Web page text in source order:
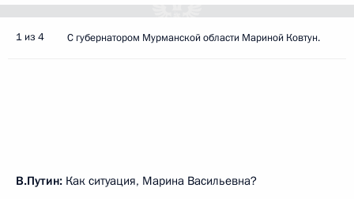
1 из 4 С губернатором Мурманской области Мариной Ковтун.
В.Путин: Как ситуация, Марина Васильевна?